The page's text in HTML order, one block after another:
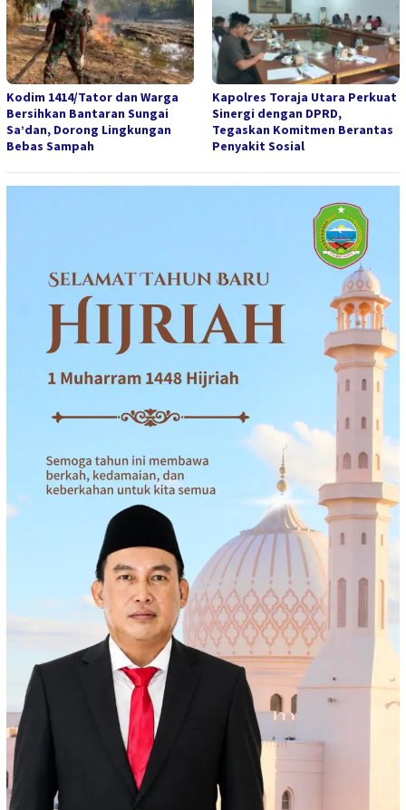
Kodim 1414/Tator dan Warga
Bersihkan Bantaran Sungai
Sa’dan, Dorong Lingkungan
Bebas Sampah
Kapolres Toraja Utara Perkuat
Sinergi dengan DPRD,
Tegaskan Komitmen Berantas
Penyakit Sosial